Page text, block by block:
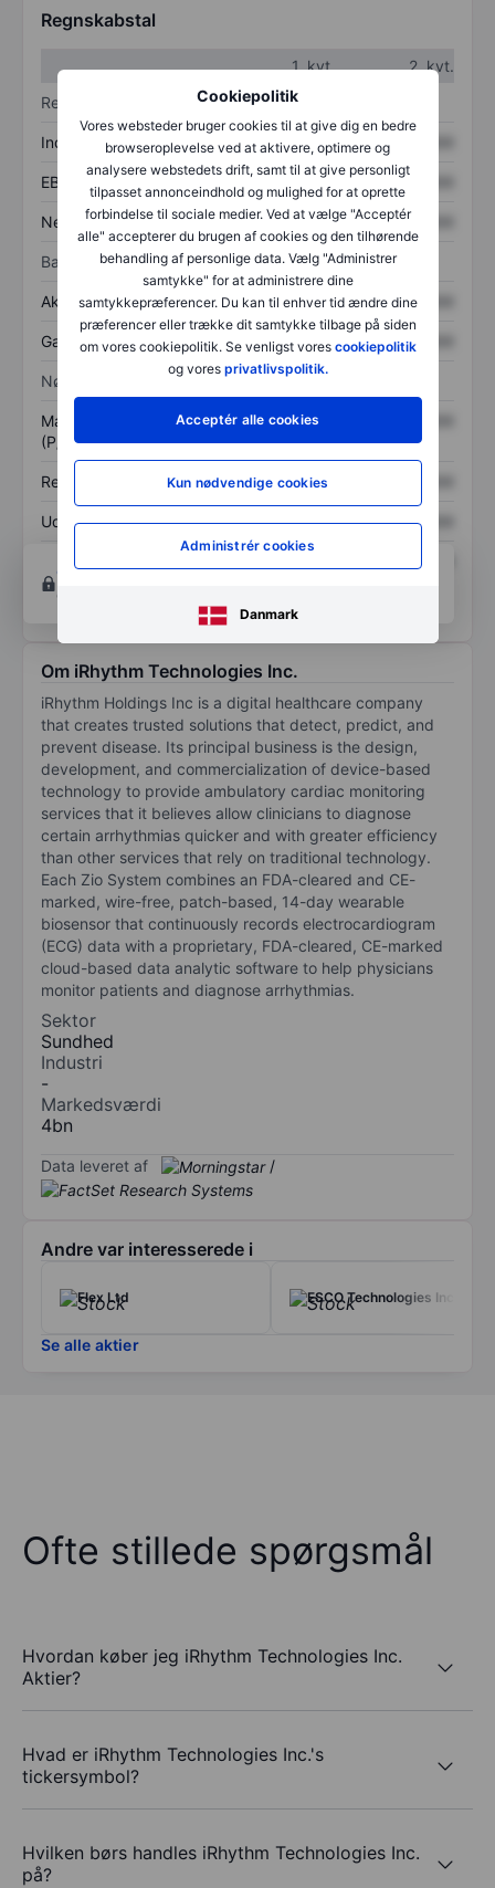
Cookiepolitik
Vores websteder bruger cookies til at give dig en bedre
browseroplevelse ved at aktivere, optimere og
analysere webstedets drift, samt til at give personligt
tilpasset annonceindhold og mulighed for at oprette
forbindelse til sociale medier. Ved at vælge "Acceptér
alle" accepterer du brugen af cookies og den tilhørende
behandling af personlige data. Vælg "Administrer
samtykke" for at administrere dine
samtykkepræferencer. Du kan til enhver tid ændre dine
præferencer eller trække dit samtykke tilbage på siden
om vores cookiepolitik. Se venligst vores cookiepolitik
og vores privatlivspolitik.
Acceptér alle cookies
Kun nødvendige cookies
Administrér cookies
Danmark
Regnskabstal
1. kvt.
2. kvt.
Resultatopgørelse
Indtægter XXXXXXX XXXXXXX
EBITDA XXXXXXX XXXXXXX
Nettoresultat XXXXXXX XXXXXXX
Balance
Aktiver i alt XXXXXXX XXXXXXX
Gæld XXXXXXX XXXXXXX
Nøgletal
Markedsværdi/omsætning
(P/S)
XXXXXXX
Resultat pr. aktie (EPS) XXXXXXX
Udbytte pr. aktie XXXXXXX XXXXXXX
Afkast af egenkapital XXXXXXX
Opret kontofor at få adgang til flere diagrammer
og analyse værktøjer.
Om iRhythm Technologies Inc.
iRhythm Holdings Inc is a digital healthcare company
that creates trusted solutions that detect, predict, and
prevent disease. Its principal business is the design,
development, and commercialization of device-based
technology to provide ambulatory cardiac monitoring
services that it believes allow clinicians to diagnose
certain arrhythmias quicker and with greater efficiency
than other services that rely on traditional technology.
Each Zio System combines an FDA-cleared and CE-
marked, wire-free, patch-based, 14-day wearable
biosensor that continuously records electrocardiogram
(ECG) data with a proprietary, FDA-cleared, CE-marked
cloud-based data analytic software to help physicians
monitor patients and diagnose arrhythmias.
Sektor
Sundhed
Industri
-
Markedsværdi
4bn
Data leveret af /
Andre var interesserede i
Flex Ltd ESCO Technologies Inc.
Se alle aktier
Ofte stillede spørgsmål
Hvordan køber jeg iRhythm Technologies Inc.
Aktier?
Hvad er iRhythm Technologies Inc.'s
tickersymbol?
Hvilken børs handles iRhythm Technologies Inc.
på?